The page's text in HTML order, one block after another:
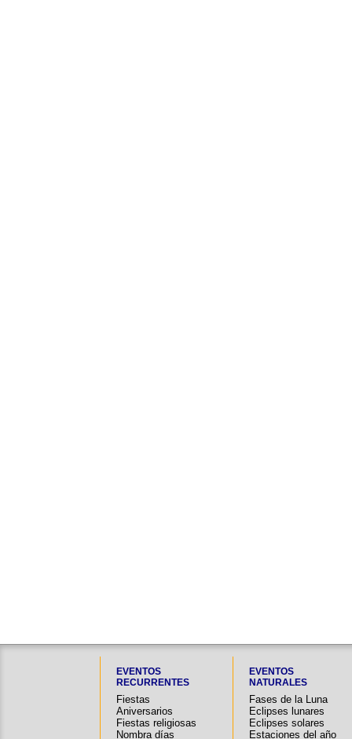
EVENTOS
RECURRENTES
Fiestas
Aniversarios
Fiestas religiosas
Nombra días
EVENTOS
NATURALES
Fases de la Luna
Eclipses lunares
Eclipses solares
Estaciones del año